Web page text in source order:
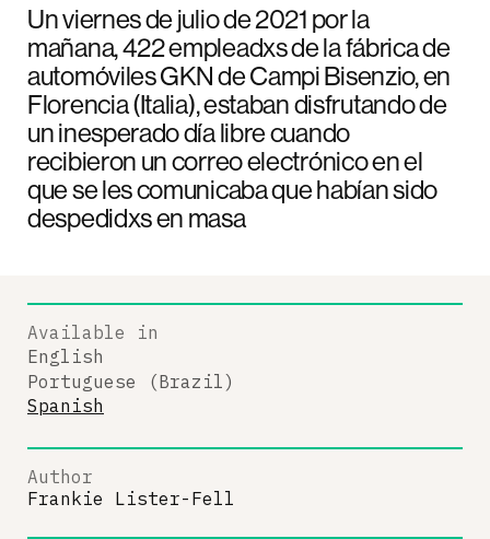
Un viernes de julio de 2021 por la
mañana, 422 empleadxs de la fábrica de
automóviles GKN de Campi Bisenzio, en
Florencia (Italia), estaban disfrutando de
un inesperado día libre cuando
recibieron un correo electrónico en el
que se les comunicaba que habían sido
despedidxs en masa
Available in
English
Portuguese (Brazil)
Spanish
Author
Frankie Lister-Fell